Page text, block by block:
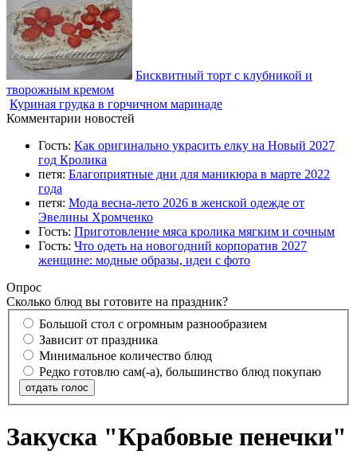
Бисквитный торт с клубникой и
творожным кремом
Куриная грудка в горчичном маринаде
Комментарии новостей
Гость: Как оригинально украсить елку на Новый 2027
год Кролика
петя: Благоприятные дни для маникюра в марте 2022
года
петя: Мода весна-лето 2026 в женской одежде от
Эвелины Хромченко
Гость: Приготовление мяса кролика мягким и сочным
Гость: Что одеть на новогодний корпоратив 2027
женщине: модные образы, идеи с фото
Опрос
Сколько блюд вы готовите на праздник?
Большой стол с огромным разнообразием
Зависит от праздника
Минимальное количество блюд
Редко готовлю сам(-а), большинство блюд покупаю
отдать голос
Закуска "Крабовые пенечки"